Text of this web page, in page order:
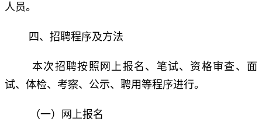
人员。
四、招聘程序及方法
本次招聘按照网上报名、笔试、资格审查、面
试、体检、考察、公示、聘用等程序进行。
（一）网上报名